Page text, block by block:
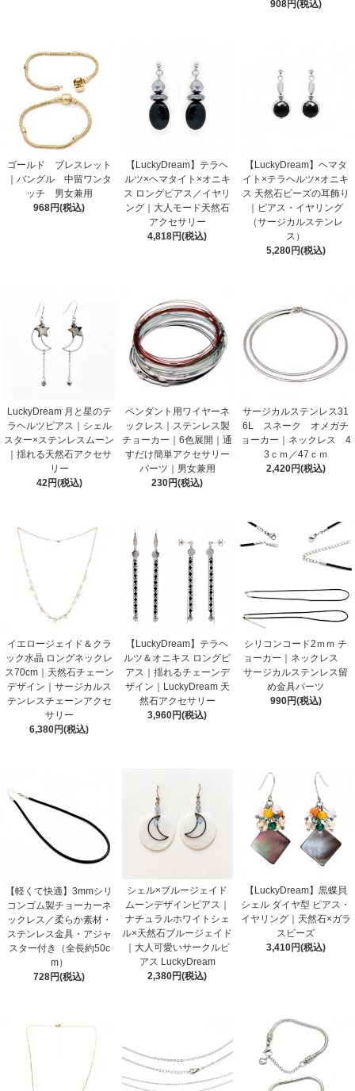
908円(税込)
ゴールド ブレスレット
｜バングル 中留ワンタ
ッチ 男女兼用
968円(税込)
【LuckyDream】テラヘ
ルツ×ヘマタイト×オニキ
ス ロングピアス／イヤリ
ング｜大人モード天然石
アクセサリー
4,818円(税込)
【LuckyDream】ヘマタ
イト×テラヘルツ×オニキ
ス 天然石ビーズの耳飾り
｜ピアス・イヤリング
（サージカルステンレ
ス）
5,280円(税込)
LuckyDream 月と星のテ
ラヘルツピアス｜シェル
スター×ステンレスムーン
｜揺れる天然石アクセサ
リー
42円(税込)
ペンダント用ワイヤーネ
ックレス｜ステンレス製
チョーカー｜6色展開｜通
すだけ簡単アクセサリー
パーツ｜男女兼用
230円(税込)
サージカルステンレス31
6L スネーク オメガチ
ョーカー｜ネックレス 4
3ｃｍ／47ｃｍ
2,420円(税込)
イエロージェイド＆クラ
ック水晶 ロングネックレ
ス70cm｜天然石チェーン
デザイン｜サージカルス
テンレスチェーンアクセ
サリー
6,380円(税込)
【LuckyDream】テラヘ
ルツ＆オニキス ロングピ
アス｜揺れるチェーンデ
ザイン｜LuckyDream 天
然石アクセサリー
3,960円(税込)
シリコンコード2ｍｍ チ
ョーカー｜ネックレス
サージカルステンレス留
め金具パーツ
990円(税込)
【軽くて快適】3mmシリ
コンゴム製チョーカーネ
ックレス／柔らか素材・
ステンレス金具・アジャ
スター付き（全長約50c
m）
728円(税込)
シェル×ブルージェイド
ムーンデザインピアス｜
ナチュラルホワイトシェ
ル×天然石ブルージェイド
｜大人可愛いサークルピ
アス LuckyDream
2,380円(税込)
【LuckyDream】黒蝶貝
シェル ダイヤ型 ピアス・
イヤリング｜天然石×ガラ
スビーズ
3,410円(税込)